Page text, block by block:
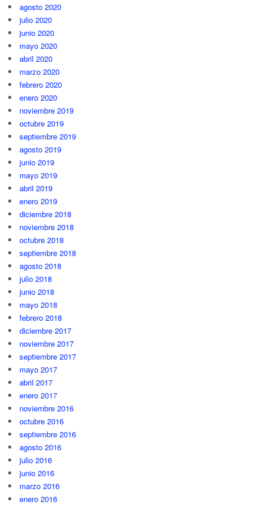
agosto 2020
julio 2020
junio 2020
mayo 2020
abril 2020
marzo 2020
febrero 2020
enero 2020
noviembre 2019
octubre 2019
septiembre 2019
agosto 2019
junio 2019
mayo 2019
abril 2019
enero 2019
diciembre 2018
noviembre 2018
octubre 2018
septiembre 2018
agosto 2018
julio 2018
junio 2018
mayo 2018
febrero 2018
diciembre 2017
noviembre 2017
septiembre 2017
mayo 2017
abril 2017
enero 2017
noviembre 2016
octubre 2016
septiembre 2016
agosto 2016
julio 2016
junio 2016
marzo 2016
enero 2016